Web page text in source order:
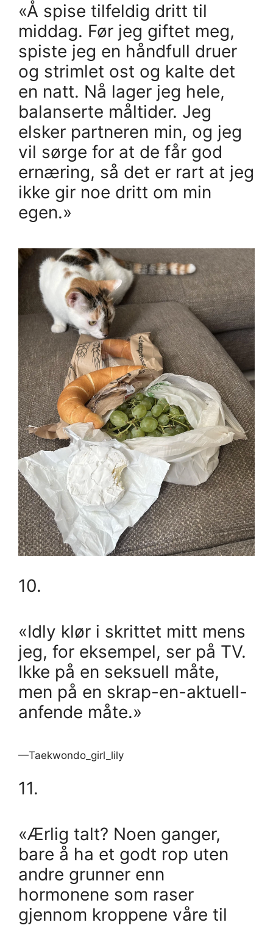
«Å spise tilfeldig dritt til
middag. Før jeg giftet meg,
spiste jeg en håndfull druer
og strimlet ost og kalte det
en natt. Nå lager jeg hele,
balanserte måltider. Jeg
elsker partneren min, og jeg
vil sørge for at de får god
ernæring, så det er rart at jeg
ikke gir noe dritt om min
egen.»
10.
«Idly klør i skrittet mitt mens
jeg, for eksempel, ser på TV.
Ikke på en seksuell måte,
men på en skrap-en-aktuell-
anfende måte.»
—Taekwondo_girl_lily
11.
«Ærlig talt? Noen ganger,
bare å ha et godt rop uten
andre grunner enn
hormonene som raser
gjennom kroppene våre til